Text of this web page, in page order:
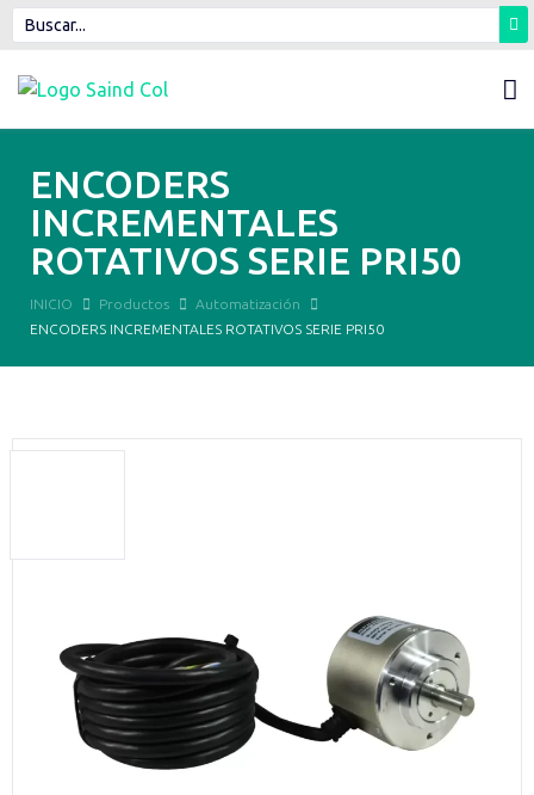
ENCODERS
INCREMENTALES
ROTATIVOS SERIE PRI50
INICIO Productos
Automatización
ENCODERS INCREMENTALES ROTATIVOS SERIE PRI50